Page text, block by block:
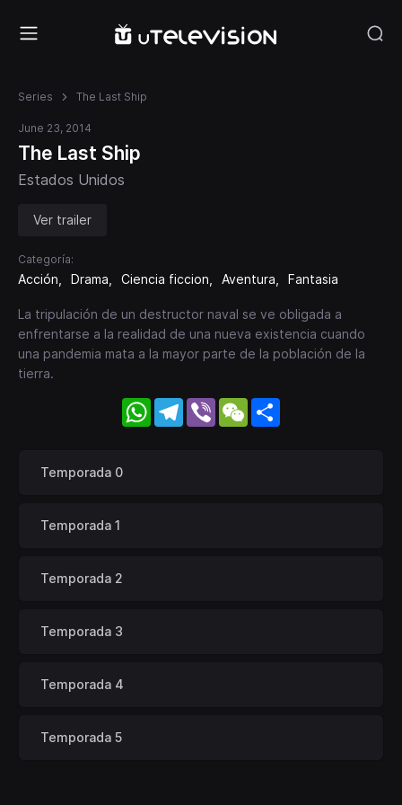
Series The Last Ship
June 23, 2014
The Last Ship
Estados Unidos
Ver trailer
Categoría:
Acción Drama Ciencia ficcion Aventura Fantasia
La tripulación de un destructor naval se ve obligada a
enfrentarse a la realidad de una nueva existencia cuando
una pandemia mata a la mayor parte de la población de la
tierra.
WhatsApp
Telegram
Viber WeChat
Temporada 0
Temporada 1
Temporada 2
Temporada 3
Temporada 4
Temporada 5